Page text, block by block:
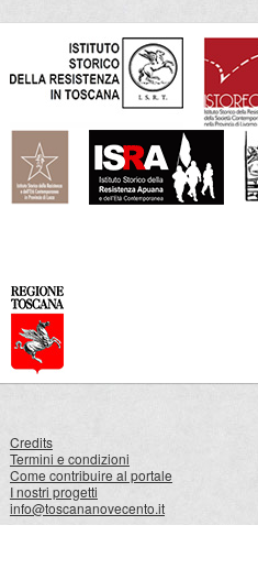
Credits
Termini e condizioni
Come contribuire al portale
I nostri progetti
info@toscananovecento.it